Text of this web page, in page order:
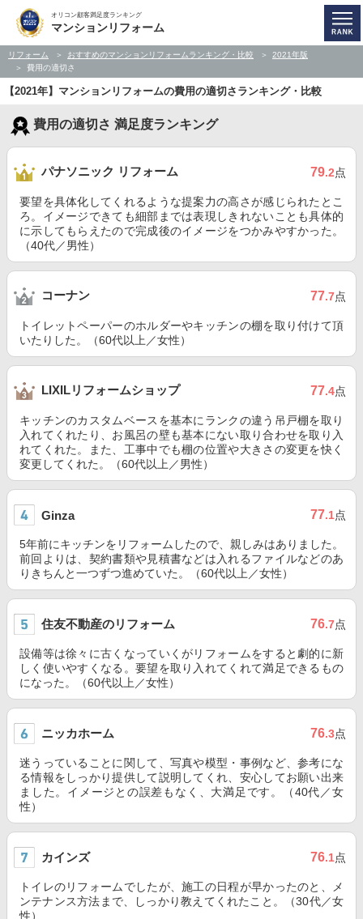
オリコン顧客満足度ランキング
マンションリフォーム
リフォーム おすすめのマンションリフォームランキング・比較
2021年版
費用の適切さ
【2021年】マンションリフォームの費用の適切さランキング・比較
費用の適切さ 満足度ランキング
パナソニック リフォーム 79.2点
要望を具体化してくれるような提案力の高さが感じられたとこ
ろ。イメージできても細部までは表現しきれないことも具体的
に示してもらえたので完成後のイメージをつかみやすかった。
（40代／男性）
コーナン 77.7点
トイレットペーパーのホルダーやキッチンの棚を取り付けて頂
いたりした。（60代以上／女性）
LIXILリフォームショップ 77.4点
キッチンのカスタムベースを基本にランクの違う吊戸棚を取り
入れてくれたり、お風呂の壁も基本にない取り合わせを取り入
れてくれた。また、工事中でも棚の位置や大きさの変更を快く
変更してくれた。（60代以上／男性）
Ginza 77.1点
5年前にキッチンをリフォームしたので、親しみはありました。
前回よりは、契約書類や見積書などは入れるファイルなどのあ
りきちんと一つずつ進めていた。（60代以上／女性）
住友不動産のリフォーム 76.7点
設備等は徐々に古くなっていくがリフォームをすると劇的に新
しく使いやすくなる。要望を取り入れてくれて満足できるもの
になった。（60代以上／女性）
ニッカホーム 76.3点
迷うっていることに関して、写真や模型・事例など、参考にな
る情報をしっかり提供して説明してくれ、安心してお願い出来
ました。イメージとの誤差もなく、大満足です。（40代／女
性）
カインズ 76.1点
トイレのリフォームでしたが、施工の日程が早かったのと、メ
ンテナンス方法まで、しっかり教えてくれたこと。（30代／女
性）